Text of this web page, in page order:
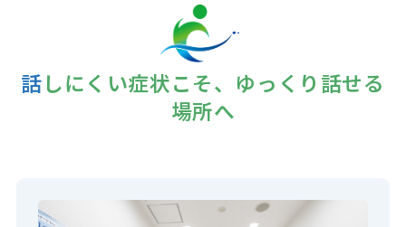
話しにくい症状こそ、ゆっくり話せる
場所へ